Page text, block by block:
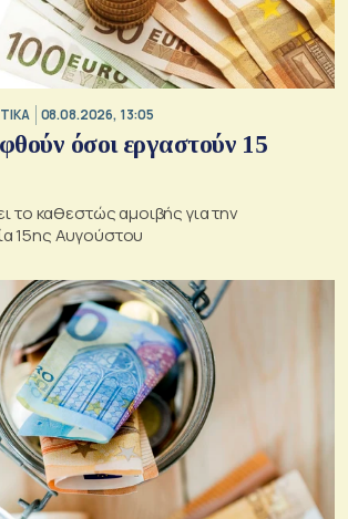
08.08.2026, 13:05
όσοι εργαστούν 15
το καθεστώς αμοιβής για την
15ης Αυγούστου